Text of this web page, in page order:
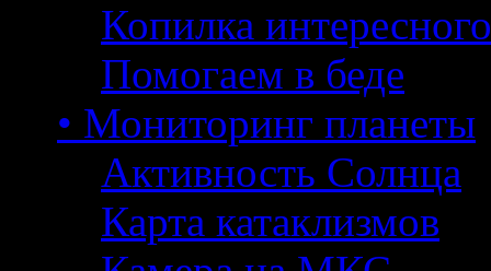
Копилка интересного
Помогаем в беде
• Мониторинг планеты
Активность Солнца
Карта катаклизмов